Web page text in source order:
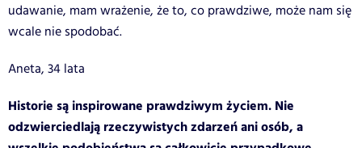
udawanie, mam wrażenie, że to, co prawdziwe, może nam się
wcale nie spodobać.
Aneta, 34 lata
Historie są inspirowane prawdziwym życiem. Nie
odzwierciedlają rzeczywistych zdarzeń ani osób, a